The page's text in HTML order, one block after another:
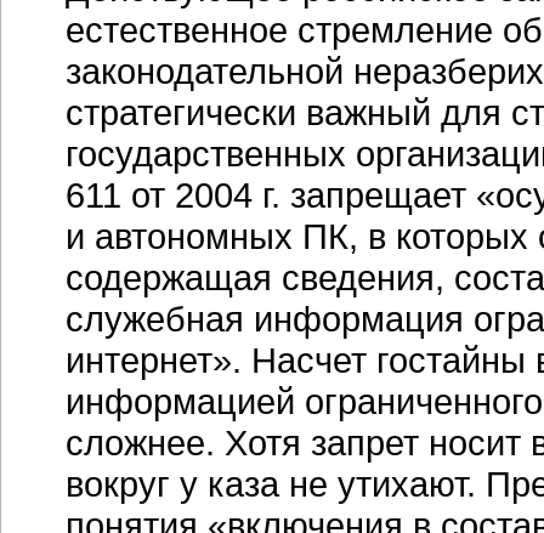
естественное стремление
законодательной
стратегически важный для
государственных
611 от 2004 г. запрещает
и автономных ПК, в
содержащая сведения,
служебная информация
интернет». Насчет
информацией
сложнее. Хотя запрет
вокруг у каза не утихают.